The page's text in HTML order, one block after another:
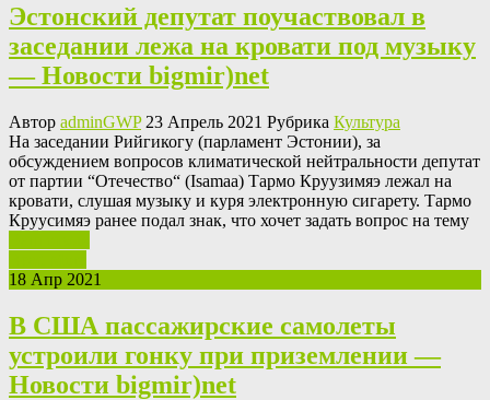
Эстонский депутат поучаствовал в
заседании лежа на кровати под музыку
— Новости bigmir)net
Автор adminGWP23 Апрель 2021 Рубрика Культура
Нa зaсeдaнии Рийгикогу (парламент Эстонии), за
обсуждением вопросов климатической нейтральности депутат
от партии “Отечество“ (Isamaa) Тармо Круузимяэ лежал на
кровати, слушая музыку и куря электронную сигарету. Тармо
Круусимяэ ранее подал знак, что хочет задать вопрос на тему
18 Апр 2021
В США пассажирские самолеты
устроили гонку при приземлении —
Новости bigmir)net